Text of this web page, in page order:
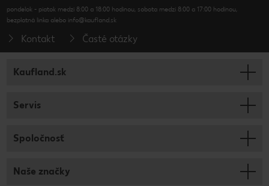
pondelok - piatok medzi 8:00 a 18:00 hodinou, sobota medzi 8:00 a 17:00 hodinou,
bezplatná linka alebo info@kaufland.sk
Kontakt Časté otázky
Kaufland.sk
Servis
Spoločnosť
Naše značky